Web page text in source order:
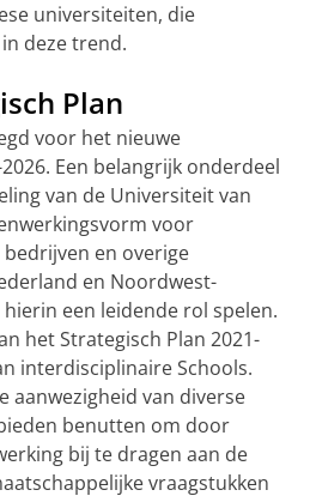
universiteiten, die
deze trend.
Plan
voor het nieuwe
Een belangrijk onderdeel
van de Universiteit van
voor
en overige
en Noordwest-
hierin een leidende rol spelen.
het Strategisch Plan 2021-
interdisciplinaire Schools.
aanwezigheid van diverse
benutten om door
bij te dragen aan de
vraagstukken